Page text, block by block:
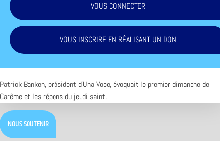
VOUS CONNECTER
VOUS INSCRIRE EN RÉALISANT UN DON
Patrick Banken, président d’Una Voce, évoquait le premier dimanche de
Carême et les répons du jeudi saint.
NOUS SOUTENIR